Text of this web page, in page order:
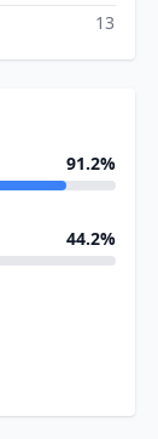
13
91.2%
44.2%